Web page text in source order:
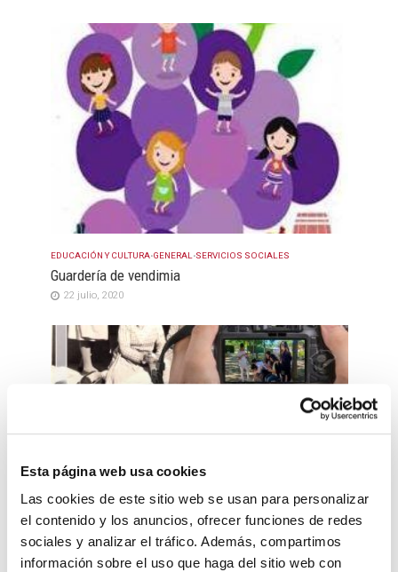
Esta página web usa cookies
Las cookies de este sitio web se usan para personalizar
el contenido y los anuncios, ofrecer funciones de redes
sociales y analizar el tráfico. Además, compartimos
información sobre el uso que haga del sitio web con
EDUCACIÓN Y CULTURA•GENERAL •SERVICIOS SOCIALES
Guardería de vendimia
22 julio, 2020
EDUCACIÓN Y CULTURA
CONCURSO DE FOTOGRAFIA“Las mujeres de ayer
y de hoy en la Mancha Toledana”.